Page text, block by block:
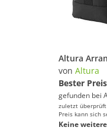
von Altura
Bester Preis
gefunden bei
zuletzt
Preis kann sich
Keine